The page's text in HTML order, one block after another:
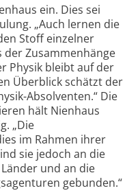
ein. Dies sei
„Auch lernen die
Stoff einzelner
der Zusammenhänge
Physik bleibt auf der
Überblick schätzt der
Absolventen.“ Die
hält Nienhaus
„Die
im Rahmen ihrer
sie jedoch an die
und an die
gebunden.“